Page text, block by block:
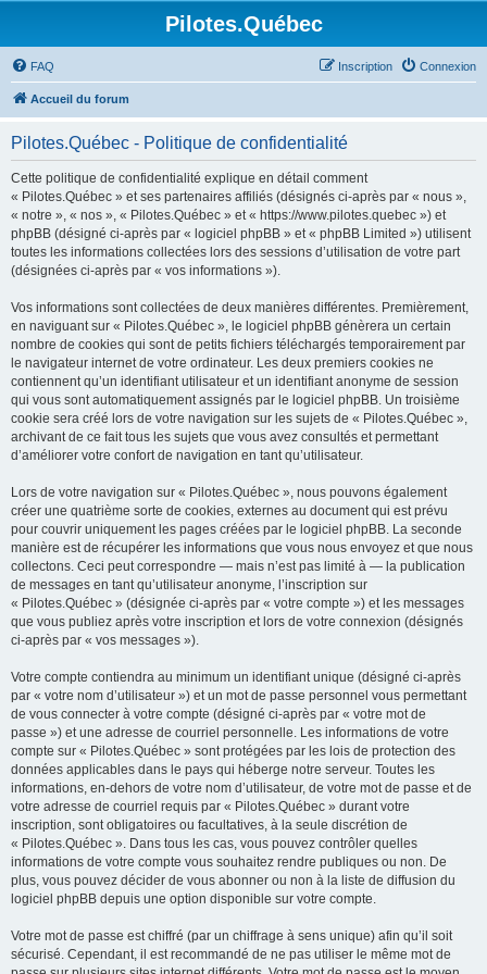
Pilotes.Québec
FAQ Connexion
Inscription
Accueil du forum
Pilotes.Québec - Politique de confidentialité
Cette politique de confidentialité explique en détail comment
« Pilotes.Québec » et ses partenaires affiliés (désignés ci-après par « nous »,
« notre », « nos », « Pilotes.Québec » et « https://www.pilotes.quebec ») et
phpBB (désigné ci-après par « logiciel phpBB » et « phpBB Limited ») utilisent
toutes les informations collectées lors des sessions d’utilisation de votre part
(désignées ci-après par « vos informations »).
Vos informations sont collectées de deux manières différentes. Premièrement,
en naviguant sur « Pilotes.Québec », le logiciel phpBB génèrera un certain
nombre de cookies qui sont de petits fichiers téléchargés temporairement par
le navigateur internet de votre ordinateur. Les deux premiers cookies ne
contiennent qu’un identifiant utilisateur et un identifiant anonyme de session
qui vous sont automatiquement assignés par le logiciel phpBB. Un troisième
cookie sera créé lors de votre navigation sur les sujets de « Pilotes.Québec »,
archivant de ce fait tous les sujets que vous avez consultés et permettant
d’améliorer votre confort de navigation en tant qu’utilisateur.
Lors de votre navigation sur « Pilotes.Québec », nous pouvons également
créer une quatrième sorte de cookies, externes au document qui est prévu
pour couvrir uniquement les pages créées par le logiciel phpBB. La seconde
manière est de récupérer les informations que vous nous envoyez et que nous
collectons. Ceci peut correspondre — mais n’est pas limité à — la publication
de messages en tant qu’utilisateur anonyme, l’inscription sur
« Pilotes.Québec » (désignée ci-après par « votre compte ») et les messages
que vous publiez après votre inscription et lors de votre connexion (désignés
ci-après par « vos messages »).
Votre compte contiendra au minimum un identifiant unique (désigné ci-après
par « votre nom d’utilisateur ») et un mot de passe personnel vous permettant
de vous connecter à votre compte (désigné ci-après par « votre mot de
passe ») et une adresse de courriel personnelle. Les informations de votre
compte sur « Pilotes.Québec » sont protégées par les lois de protection des
données applicables dans le pays qui héberge notre serveur. Toutes les
informations, en-dehors de votre nom d’utilisateur, de votre mot de passe et de
votre adresse de courriel requis par « Pilotes.Québec » durant votre
inscription, sont obligatoires ou facultatives, à la seule discrétion de
« Pilotes.Québec ». Dans tous les cas, vous pouvez contrôler quelles
informations de votre compte vous souhaitez rendre publiques ou non. De
plus, vous pouvez décider de vous abonner ou non à la liste de diffusion du
logiciel phpBB depuis une option disponible sur votre compte.
Votre mot de passe est chiffré (par un chiffrage à sens unique) afin qu’il soit
sécurisé. Cependant, il est recommandé de ne pas utiliser le même mot de